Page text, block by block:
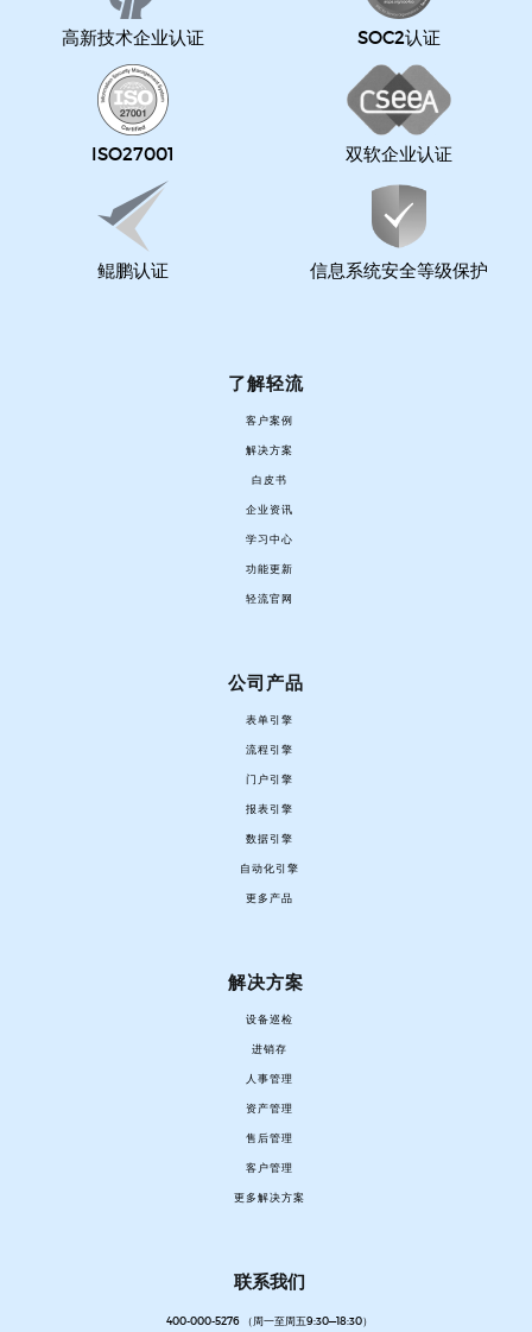
高新技术企业认证 SOC2认证
ISO27001 双软企业认证
鲲鹏认证 信息系统安全等级保护
了解轻流
客户案例
解决方案
白皮书
企业资讯
学习中心
功能更新
轻流官网
公司产品
表单引擎
流程引擎
门户引擎
报表引擎
数据引擎
自动化引擎
更多产品
解决方案
设备巡检
进销存
人事管理
资产管理
售后管理
客户管理
更多解决方案
联系我们
400-000-5276 （周一至周五9:30—18:30）